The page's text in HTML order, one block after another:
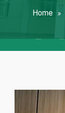
Home